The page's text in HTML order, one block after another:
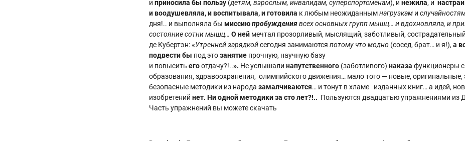
и приносила бы пользу (детям, взрослым, инвалидам, суперспортсменам), и нежила, и
и воодушевляла, и воспитывала, и готовила к любым неожиданнымнагрузкам и
дня!.. и выполняла бы миссиюпробуждениявсех основных групп мышц… и вдохновляла, и
состояние сотни мышц… О ней мечтал прозорливый, мыслящий, заботливый,
де Кубертэн: «Утренней зарядкойсегодня занимаются потому что модно (сосед, брат… и я!), а
подвестибы под этозанятие прочную, научную базу
и повысить егоотдачу?!..». Не услышали напутственного (заботливого) наказа функционеры
образования, здравоохранения, олимпийского движения… мало того — новые,
безопасные методики из народа замалчиваются… и тонут в хламе изданных книг… а идей,
изобретений нет. Ни одной методики за сто лет?!.. Пользуются двадцатью упражнениями из
Часть упражнений вы можете скачать